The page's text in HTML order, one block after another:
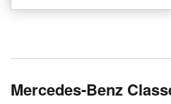
Mercedes-Benz